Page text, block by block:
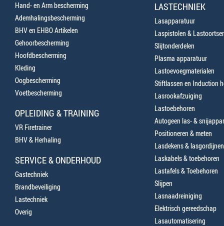
Hand- en Arm bescherming
Ademhalingsbescherming
BHV en EHBO Artikelen
Gehoorbescherming
Hoofdbescherming
Kleding
Oogbescherming
Voetbescherming
OPLEIDING & TRAINING
VR Firetrainer
BHV & Herhaling
SERVICE & ONDERHOUD
Gastechniek
Brandbeveiliging
Lastechniek
Overig
LASTECHNIEK
Lasapparatuur
Laspistolen &
Slijtonderdelen
Plasma apparatuur
Lastoevoegmaterialen
Stiftlassen en Induction
Lasrookafzuiging
Lastoebehoren
Autogeen las- &
Positioneren & meten
Lasdekens & lasgordijnen
Laskabels & toebehoren
Lastafels & Toebehoren
Slijpen
Lasnaadreiniging
Elektrisch gereedschap
Lasautomatisering